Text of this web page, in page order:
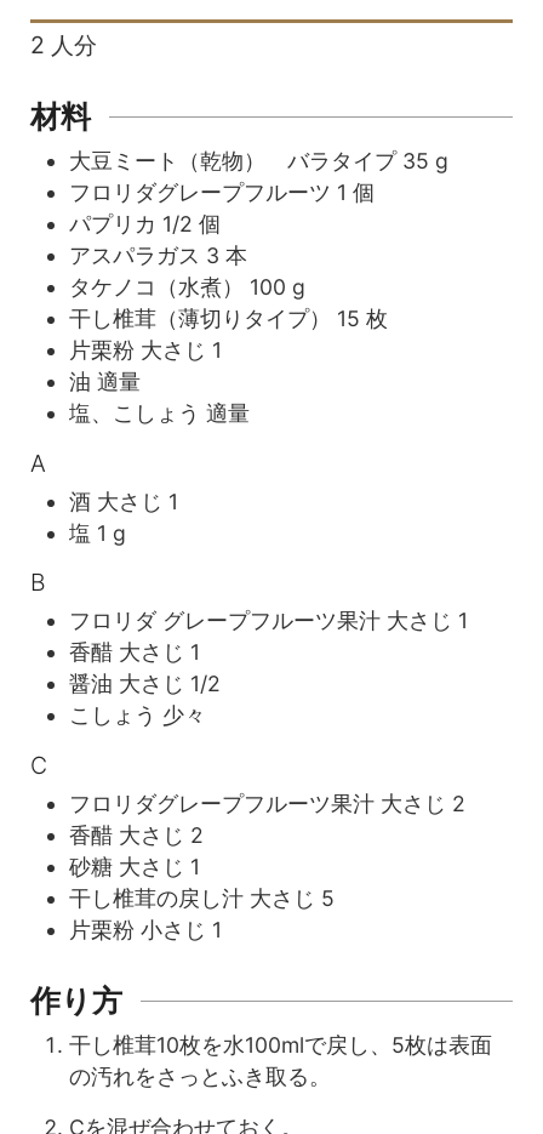
2 人分
材料
大豆ミート（乾物） バラタイプ 35 g
フロリダグレープフルーツ 1 個
パプリカ 1/2 個
アスパラガス 3 本
タケノコ（水煮）
100 g
干し椎茸（薄切りタイプ）
15 枚
片栗粉 大さじ 1
油 適量
塩、こしょう 適量
A
酒 大さじ 1
塩 1 g
B
フロリダ グレープフルーツ果汁 大さじ 1
香醋 大さじ 1
醤油 大さじ 1/2
こしょう 少々
C
フロリダグレープフルーツ果汁 大さじ 2
香醋 大さじ 2
砂糖 大さじ 1
干し椎茸の戻し汁 大さじ 5
片栗粉 小さじ 1
作り方
干し椎茸10枚を水100mlで戻し、5枚は表面
の汚れをさっとふき取る。
Cを混ぜ合わせておく。